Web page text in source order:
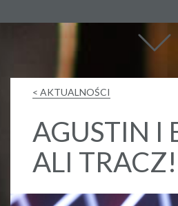
< AKTUALNOŚCI
AGUSTIN I
ALI TRACZ!